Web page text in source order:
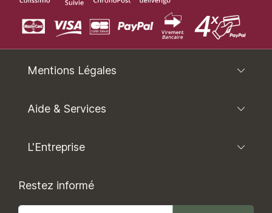
Mentions Légales
Aide & Services
L'Entreprise
Restez informé